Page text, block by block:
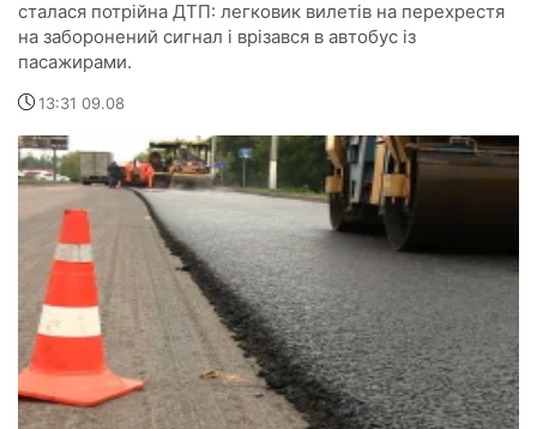
сталася потрійна ДТП: легковик вилетів на перехрестя
на заборонений сигнал і врізався в автобус із
пасажирами.
13:31 09.08